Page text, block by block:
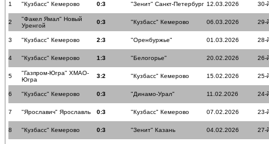
1 "Кузбасс" Кемерово 0:3 "Зенит" Санкт-Петербург 12.03.2026 30-
2
"Факел Ямал" Новый
Уренгой
0:3 "Кузбасс" Кемерово 06.03.2026 29-
3 "Кузбасс" Кемерово 2:3 "Оренбуржье" 01.03.2026 28-
4 "Кузбасс" Кемерово 1:3 "Белогорье" 20.02.2026 26-
5
"Газпром-Югра" ХМАО-
Югра
3:2 "Кузбасс" Кемерово 15.02.2026 25-
6 "Кузбасс" Кемерово 0:3 "Динамо-Урал" 11.02.2026 24-
7 "Ярославич" Ярославль 0:3 "Кузбасс" Кемерово 07.02.2026 23-
8 "Кузбасс" Кемерово 0:3 "Зенит" Казань 04.02.2026 27-